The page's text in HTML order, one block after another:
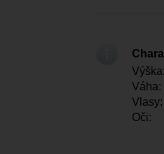
Výška:
Váha:
Vlasy:
Oči: